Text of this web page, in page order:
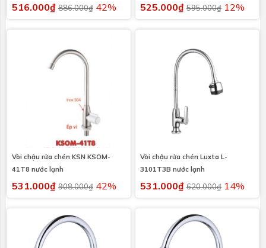
516.000₫ 886.000₫ 42% 525.000₫ 595.000₫ 12%
Vòi chậu rửa chén KSN KSOM-
41T8 nước lạnh
531.000₫ 908.000₫ 42%
Vòi chậu rửa chén Luxta L-
3101T3B nước lạnh
531.000₫ 620.000₫ 14%